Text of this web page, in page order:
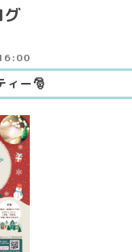
グ
ィー🎅